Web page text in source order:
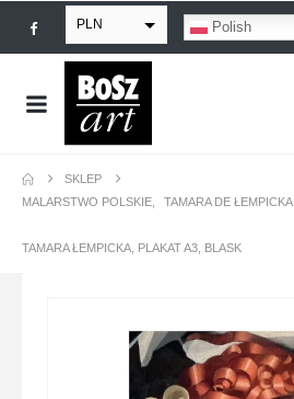
PLN
EUR
USD
Polish
SKLEP
MALARSTWO POLSKIE
TAMARA DE ŁEMPICKA
TAMARA ŁEMPICKA, PLAKAT A3, BLASK